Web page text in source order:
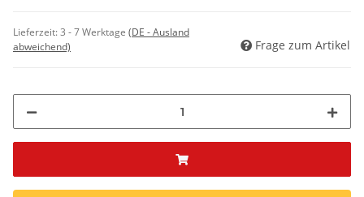
Lieferzeit:3 - 7 Werktage (DE - Ausland
abweichend)
Frage zum Artikel